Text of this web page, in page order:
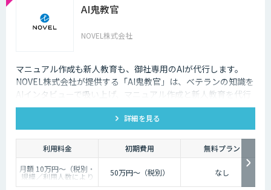
すでに日本企業の一部は、全社員にDX基礎教育を実施、文系社員を対象
にAI研修を実施などの施策を実施しています。リスキリングによって、デ
ジタル技術の力を使いながら価値を創造するスキルやマインドが再開発さ
デジタルリテラシー協議会のプロジェクト「Di-Lite」では、「デジタルを
使う人材」の全員が持つべきスキルを提案しています。こちらは「ITパス
ポート試験」「G 検定」「データサイエンティスト検定（DS検定）」の取
得を推奨するなど、かなり具体的な内容になっています。スキル開発、再
教育の施策を検討する際に役立てられるでしょう。
AI鬼教官
NOVEL株式会社
マニュアル作成も新人教育も、御社専用のAIが代行します。
NOVEL株式会社が提供する「AI鬼教官」は、ベテランの知識を
AIインタビューで吸い上げ、マニュアル作成と新人教育を代行
するAI教育係です。24時間・出典つきで新人の質問に答えま
詳細を見る
利用料金 初期費用
無料プラン
月額 10万円〜（税別・
規模／利用人数により
個別見積）
50万円〜（税別） なし